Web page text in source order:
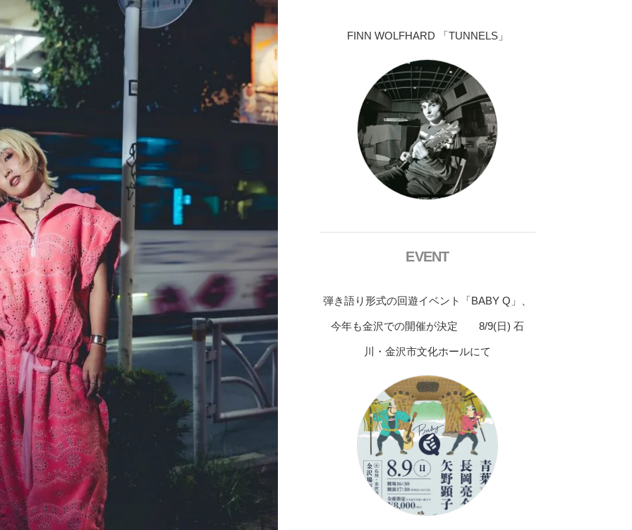
FINN WOLFHARD 「TUNNELS」
EVENT
弾き語り形式の回遊イベント「BABY Q」、
今年も金沢での開催が決定 8/9(日) 石
川・金沢市文化ホールにて